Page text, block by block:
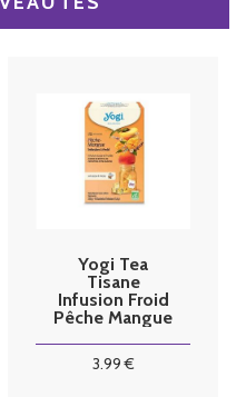
Yogi Tea
Tisane
Infusion Froid
Pêche Mangue
3.99€